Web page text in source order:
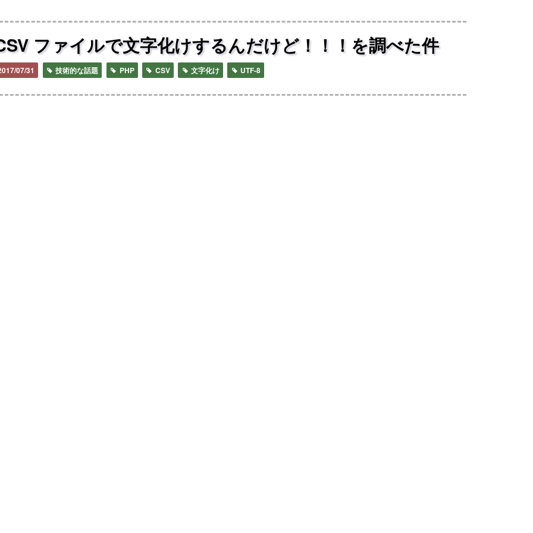
ファイルで文字化けするんだけど！！！を調べた件
07/31 技術的な話題 PHP CSV 文字化け UTF-8